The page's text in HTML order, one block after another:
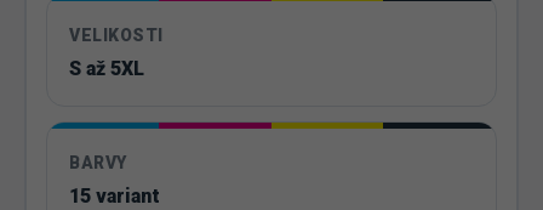
VELIKOSTI
S až 5XL
BARVY
15 variant